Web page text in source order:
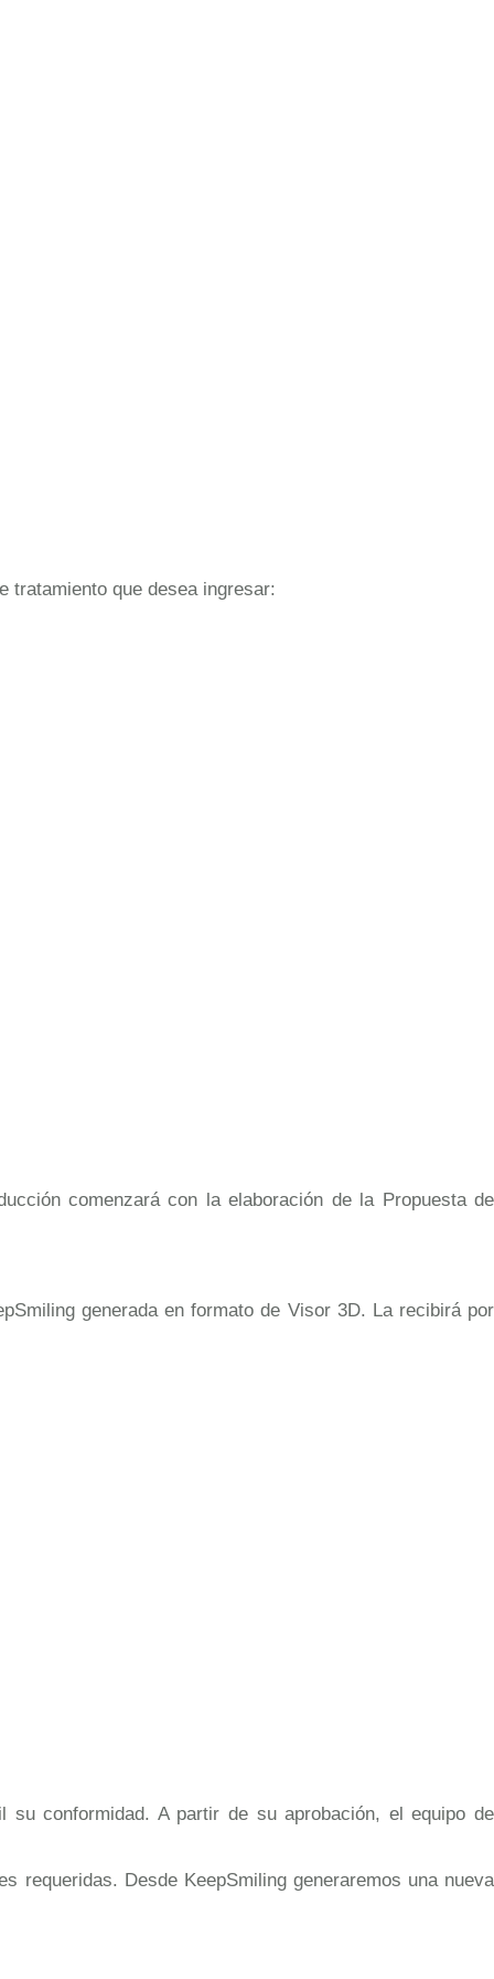
tratamiento que desea ingresar:
comenzará con la elaboración de la Propuesta de
generada en formato de Visor 3D. La recibirá por
conformidad. A partir de su aprobación, el equipo de
requeridas. Desde KeepSmiling generaremos una nueva